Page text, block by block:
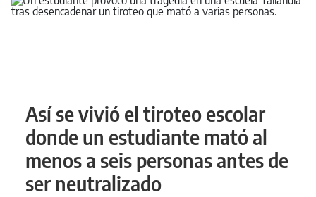
Así se vivió el tiroteo escolar
donde un estudiante mató al
menos a seis personas antes de
ser neutralizado